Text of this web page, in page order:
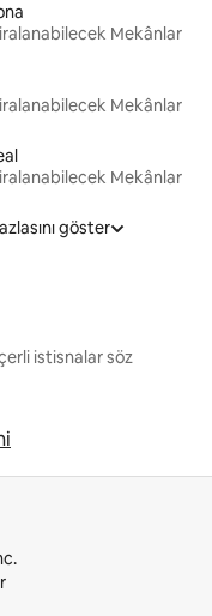
Mekânlar
Mekânlar
Mekânlar
göster
istisnalar söz